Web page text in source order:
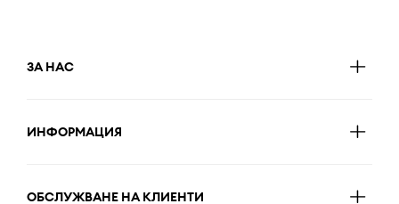
ЗА НАС
ИНФОРМАЦИЯ
ОБСЛУЖВАНЕ НА КЛИЕНТИ